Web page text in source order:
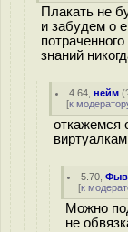
Плакать не
и забудем о
знаний
4.64 ,нейм (
[к
откажемся
5.70 ,Фыв
[к
Можно
не